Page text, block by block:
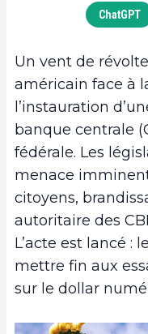
ChatGPT
Un vent de
américain face à
l’instauration
banque centrale
fédérale. Les
menace
citoyens,
autoritaire des
L’acte est lancé :
mettre fin aux
sur le dollar